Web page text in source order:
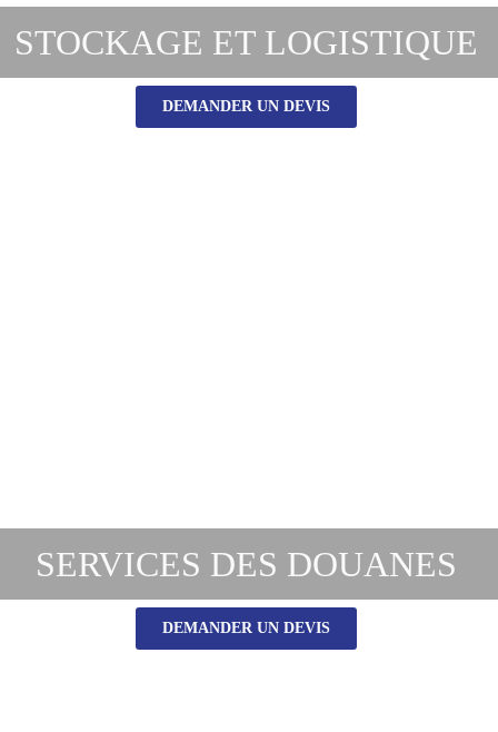
STOCKAGE ET LOGISTIQUE
DEMANDER UN DEVIS
SERVICES DES DOUANES
DEMANDER UN DEVIS